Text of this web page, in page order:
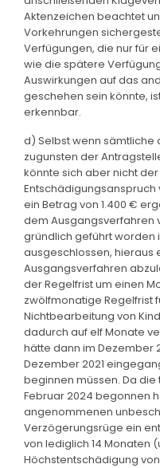
Aktenzeichen beachtet
Vorkehrungen
Verfügungen, die nur für
wie die spätere
Auswirkungen auf das
geschehen sein könnte,
erkennbar.
d) Selbst wenn sämtliche
zugunsten der
könnte sich aber nicht
ein Betrag von 1.400 €
dem Ausgangsverfahren
gründlich geführt worden
ausgeschlossen, hieraus
Ausgangsverfahren
der Regelfrist um einen
zwölfmonatige Regelfrist
Nichtbearbeitung von
dadurch auf elf Monate
hätte dann im Dezember
Dezember 2021
beginnen müssen. Da
Februar 2024 begonnen
angenommenen
Verzögerungsrüge ein
von lediglich 14 Monaten
Höchstentschädigung